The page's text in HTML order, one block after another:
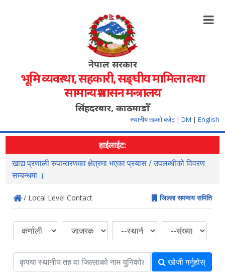
नेपाल सरकार
भूमि व्यवस्था, सहकारी, सङ्‍घीय मामिला तथा
सामान्य प्रशासन मन्त्रालय
सिंहदरबार, काठमाडौँ
स्थानीय तहको बजेट | DM | English
हाईलाईट:
खाद्य प्रणाली रुपान्तरणका क्षेत्रमा भएका प्रयास / उपलब्धीको विवरण
सम्बन्धमा ।
/ Local Level Contact जिल्ला समन्वय समिति
खोजी गर्नुहोस्